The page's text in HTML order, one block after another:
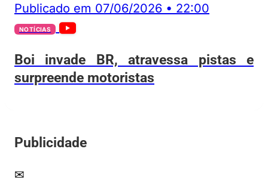
Publicado em 07/06/2026 • 22:00
NOTÍCIAS
Boi invade BR, atravessa pistas e
surpreende motoristas
Publicidade
✉